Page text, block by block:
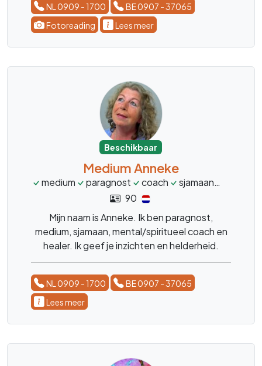
advies, en luisterend oor. liefs Margret
NL 0909 - 1700
BE 0907 - 37065
Fotoreading
Lees meer
Beschikbaar
Medium Anneke
medium paragnost coach sjamaan
90
Mijn naam is Anneke. Ik ben paragnost,
medium, sjamaan, mental/spiritueel coach en
healer. Ik geef je inzichten en helderheid.
NL 0909 - 1700
BE 0907 - 37065
Lees meer